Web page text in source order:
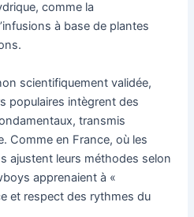
comme la
à base de plantes
scientifiquement validée,
populaires intègrent des
transmis
Comme en France, où les
ajustent leurs méthodes selon
apprenaient à «
et respect des rythmes du